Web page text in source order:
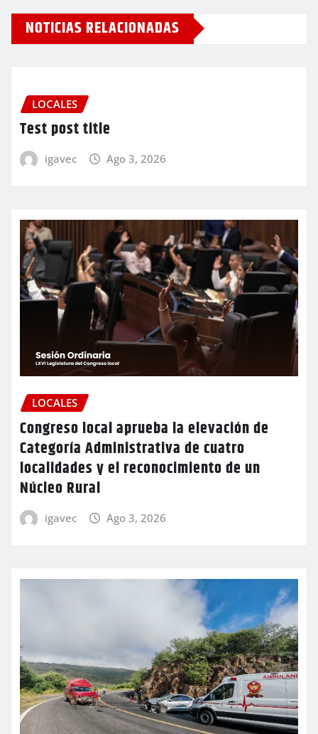
NOTICIAS RELACIONADAS
LOCALES
Test post title
igavec Ago 3, 2026
LOCALES
Congreso local aprueba la elevación de
Categoría Administrativa de cuatro
localidades y el reconocimiento de un
Núcleo Rural
igavec Ago 3, 2026